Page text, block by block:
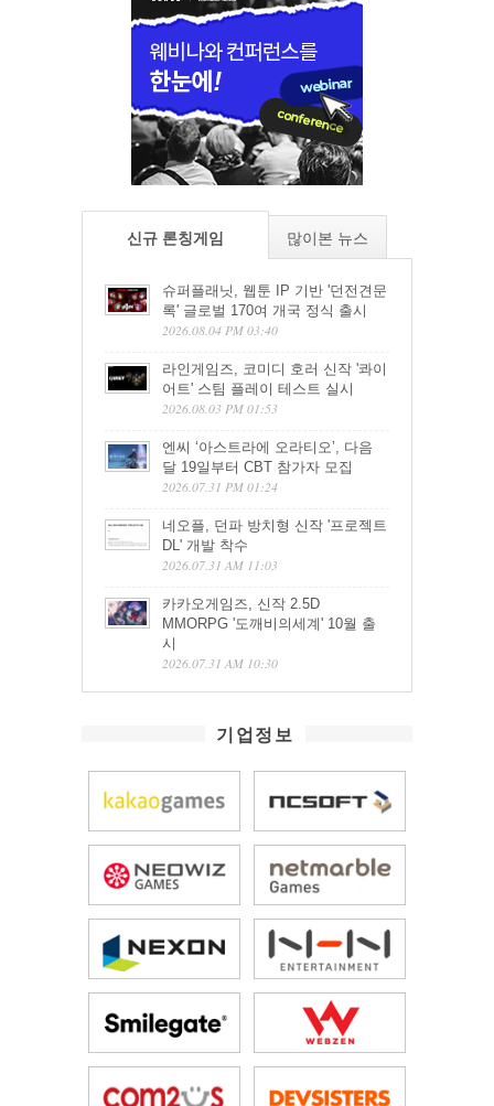
신규 론칭게임 많이본 뉴스
슈퍼플래닛, 웹툰 IP 기반 '던전견문
록' 글로벌 170여 개국 정식 출시
2026.08.04 PM 03:40
라인게임즈, 코미디 호러 신작 '콰이
어트' 스팀 플레이 테스트 실시
2026.08.03 PM 01:53
엔씨 ‘아스트라에 오라티오’, 다음
달 19일부터 CBT 참가자 모집
2026.07.31 PM 01:24
네오플, 던파 방치형 신작 '프로젝트
DL' 개발 착수
2026.07.31 AM 11:03
카카오게임즈, 신작 2.5D
MMORPG '도깨비의세계' 10월 출
시
2026.07.31 AM 10:30
기업정보